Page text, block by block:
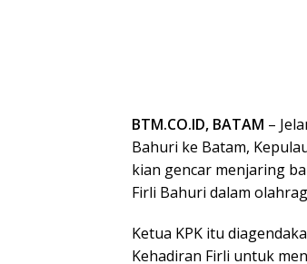
BTM.CO.ID, BATAM –
Bahuri ke Batam,
kian gencar menjaring
Firli Bahuri dalam
Ketua KPK itu
Kehadiran Firli untuk